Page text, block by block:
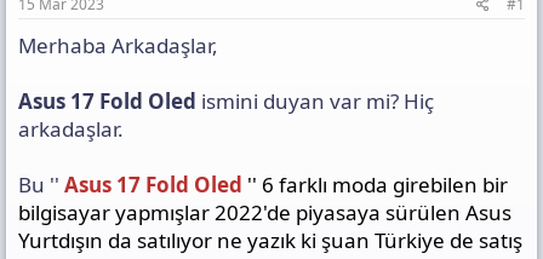
n
ı
p
a
l
Merhaba Arkadaşlar,
Asus 17 Fold Oled ismini duyan var mi? Hiç
arkadaşlar.
Bu '' Asus 17 Fold Oled '' 6 farklı moda girebilen bir
bilgisayar yapmışlar 2022'de piyasaya sürülen Asus
Yurtdışın da satılıyor ne yazık ki şuan Türkiye de satış